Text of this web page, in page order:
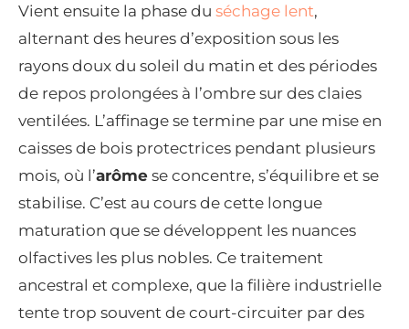
Vient ensuite la phase du séchage lent,
alternant des heures d’exposition sous les
rayons doux du soleil du matin et des périodes
de repos prolongées à l’ombre sur des claies
ventilées. L’affinage se termine par une mise en
caisses de bois protectrices pendant plusieurs
mois, où l’arôme se concentre, s’équilibre et se
stabilise. C’est au cours de cette longue
maturation que se développent les nuances
olfactives les plus nobles. Ce traitement
ancestral et complexe, que la filière industrielle
tente trop souvent de court-circuiter par des